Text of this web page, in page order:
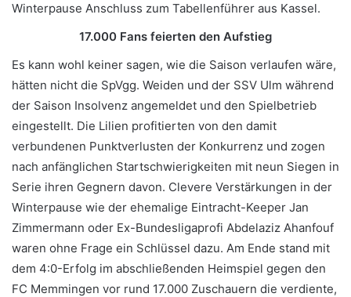
Winterpause Anschluss zum Tabellenführer aus Kassel.
17.000 Fans feierten den Aufstieg
Es kann wohl keiner sagen, wie die Saison verlaufen wäre,
hätten nicht die SpVgg. Weiden und der SSV Ulm während
der Saison Insolvenz angemeldet und den Spielbetrieb
eingestellt. Die Lilien profitierten von den damit
verbundenen Punktverlusten der Konkurrenz und zogen
nach anfänglichen Startschwierigkeiten mit neun Siegen in
Serie ihren Gegnern davon. Clevere Verstärkungen in der
Winterpause wie der ehemalige Eintracht-Keeper Jan
Zimmermann oder Ex-Bundesligaprofi Abdelaziz Ahanfouf
waren ohne Frage ein Schlüssel dazu. Am Ende stand mit
dem 4:0-Erfolg im abschließenden Heimspiel gegen den
FC Memmingen vor rund 17.000 Zuschauern die verdiente,